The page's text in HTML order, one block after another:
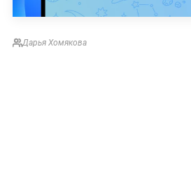
Дарья Хомякова